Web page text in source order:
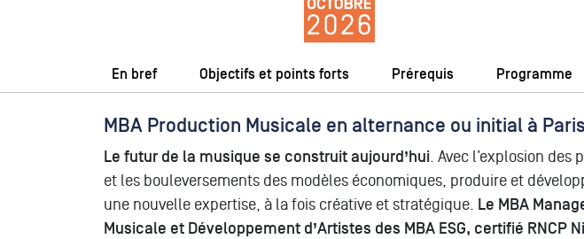
En bref Objectifs et points forts Prérequis Programme
MBA Production Musicale en alternance ou initial à Paris
Le futur de la musique se construit aujourd’hui. Avec l’explosion des
et les bouleversements des modèles économiques, produire et
une nouvelle expertise, à la fois créative et stratégique. Le MBA
Musicale et Développement d’Artistes des MBA ESG, certifié RNCP